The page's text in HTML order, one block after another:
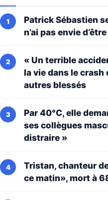
Patrick Sébastien
n’ai pas envie
« Un terrible
la vie dans le crash
autres blessés
Par 40°C, elle
ses collègues
distraire »
Tristan, chanteur
ce matin», mort à